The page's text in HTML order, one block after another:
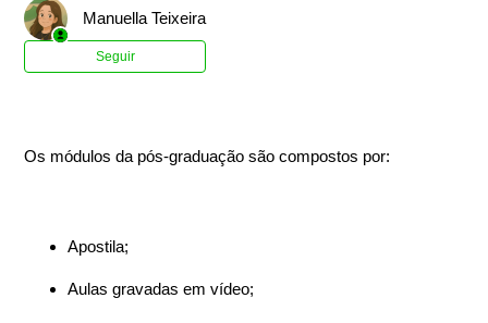
Manuella Teixeira
Seguir
Os módulos da pós-graduação são compostos por:
Apostila;
Aulas gravadas em vídeo;